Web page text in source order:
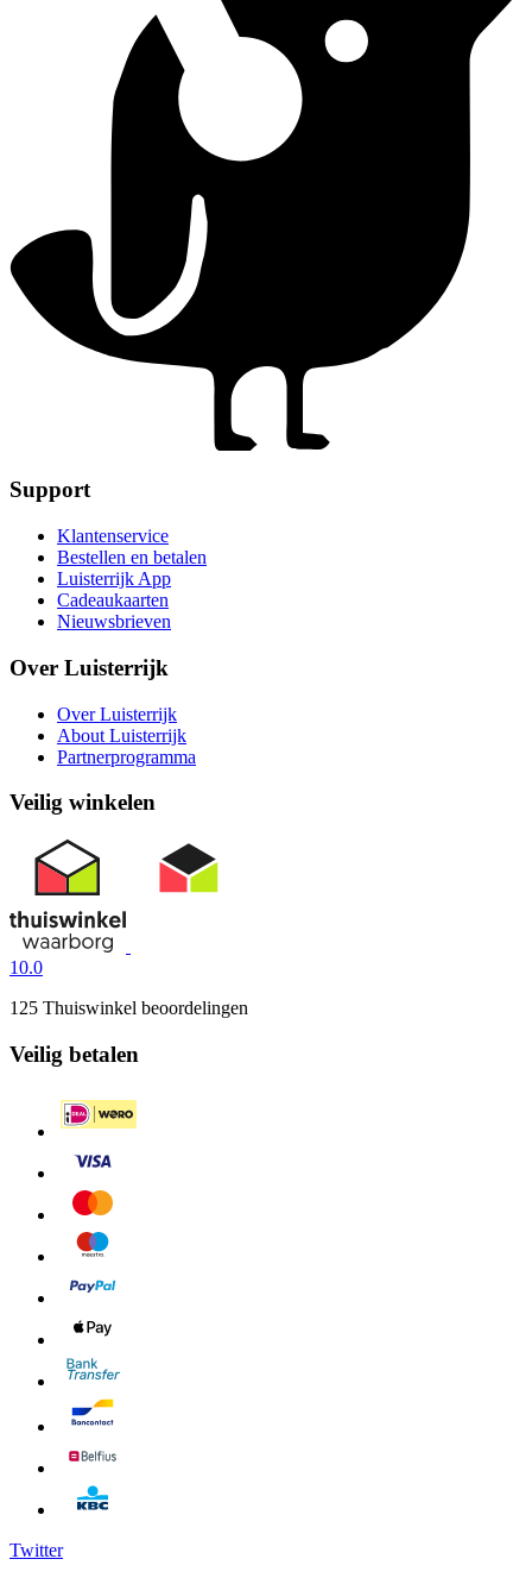
Support
Klantenservice
Bestellen en betalen
Luisterrijk App
Cadeaukaarten
Nieuwsbrieven
Over Luisterrijk
Over Luisterrijk
About Luisterrijk
Partnerprogramma
Veilig winkelen
10.0
125 Thuiswinkel beoordelingen
Veilig betalen
Twitter